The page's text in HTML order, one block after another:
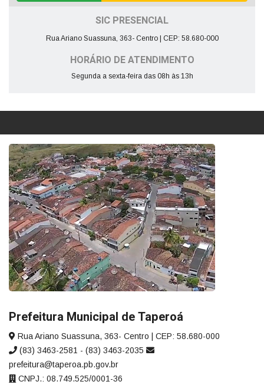
SIC PRESENCIAL
Rua Ariano Suassuna, 363- Centro | CEP: 58.680-000
HORÁRIO DE ATENDIMENTO
Segunda a sexta-feira das 08h às 13h
Prefeitura Municipal de Taperoá
Rua Ariano Suassuna, 363- Centro | CEP: 58.680-000
(83) 3463-2581 - (83) 3463-2035
prefeitura@taperoa.pb.gov.br
CNPJ.: 08.749.525/0001-36